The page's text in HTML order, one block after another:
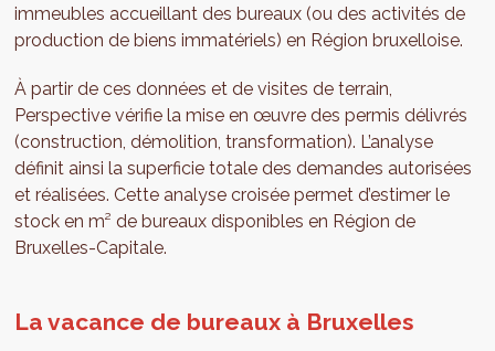
immeubles accueillant des bureaux (ou des activités de
production de biens immatériels) en Région bruxelloise.
À partir de ces données et de visites de terrain,
Perspective vérifie la mise en œuvre des permis délivrés
(construction, démolition, transformation). L’analyse
définit ainsi la superficie totale des demandes autorisées
et réalisées. Cette analyse croisée permet d’estimer le
stock en m² de bureaux disponibles en Région de
Bruxelles-Capitale.
La vacance de bureaux à Bruxelles